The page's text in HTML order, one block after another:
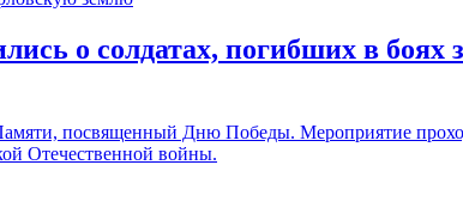
о солдатах, погибших в боях
посвященный Дню Победы. Мероприятие
Отечественной войны.